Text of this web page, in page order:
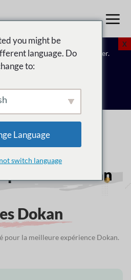
? Laissez nos experts vous aider.
comment Dokan peut
consultation gratuite
X
Dokan
Dokan
pour la meilleure expérience Dokan.
you might be
language. Do
to:
Language
switch language